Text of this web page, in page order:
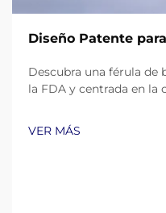
Diseño Patente
Descubra una férula de
la FDA y centrada en la
mejore la seguridad y
muestras hoy mismo.
VER MÁS